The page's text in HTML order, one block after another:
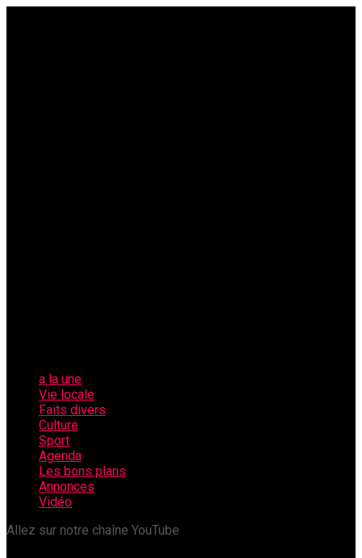
a la une
Vie locale
Faits divers
Culture
Sport
Agenda
Les bons plans
Annonces
Vidéo
Allez sur notre chaîne YouTube